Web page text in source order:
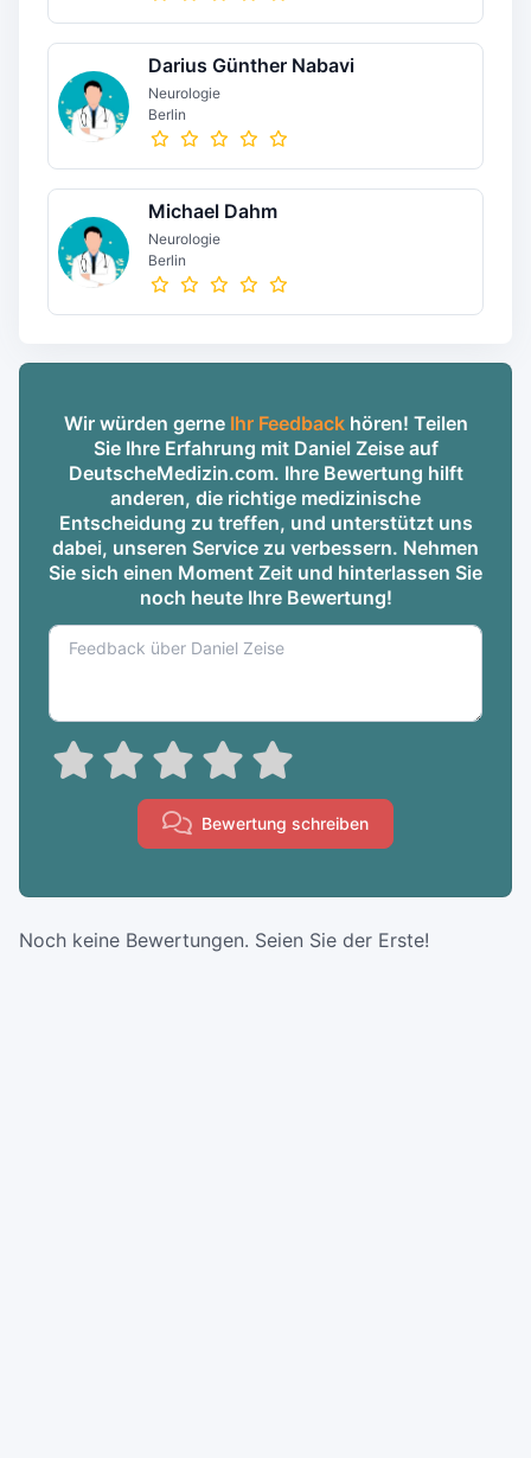
Darius Günther Nabavi
Neurologie
Berlin
Michael Dahm
Neurologie
Berlin
Wir würden gerne Ihr Feedbackhören! Teilen
Sie Ihre Erfahrung mit Daniel Zeise auf
DeutscheMedizin.com. Ihre Bewertung hilft
anderen, die richtige medizinische
Entscheidung zu treffen, und unterstützt uns
dabei, unseren Service zu verbessern. Nehmen
Sie sich einen Moment Zeit und hinterlassen Sie
noch heute Ihre Bewertung!
Bewertung schreiben
Noch keine Bewertungen. Seien Sie der Erste!